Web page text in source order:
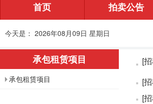
首页 拍卖公告
今天是： 2026年08月09日 星期日
承包租赁项目
承包租赁项目
[
[